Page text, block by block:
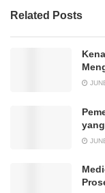
Related Posts